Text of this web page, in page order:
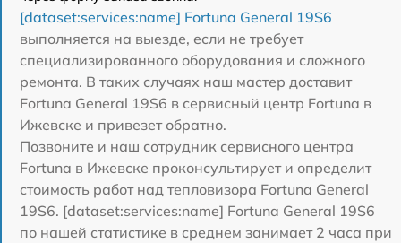
[dataset:services:name] Fortuna General 19S6
выполняется на выезде, если не требует
специализированного оборудования и сложного
ремонта. В таких случаях наш мастер доставит
Fortuna General 19S6 в сервисный центр Fortuna в
Ижевске и привезет обратно.
Позвоните и наш сотрудник сервисного центра
Fortuna в Ижевске проконсультирует и определит
стоимость работ над тепловизора Fortuna General
19S6. [dataset:services:name] Fortuna General 19S6
по нашей статистике в среднем занимает 2 часа при